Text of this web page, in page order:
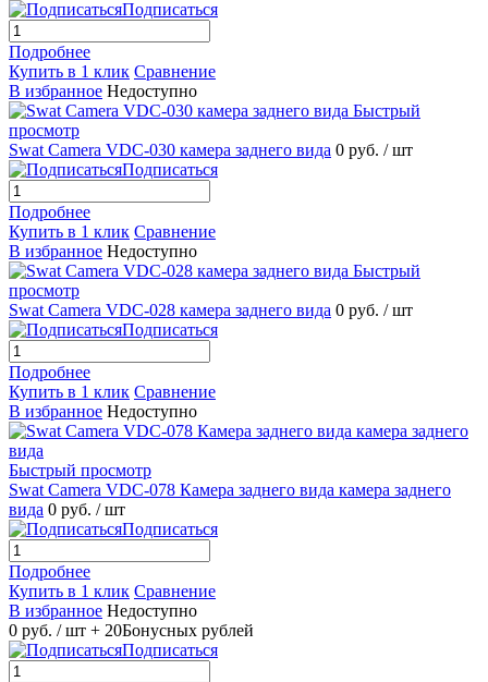
Подписаться
Подробнее
Купить в 1 клик Сравнение
В избранное Недоступно
Быстрый
просмотр
Swat Camera VDC-030 камера заднего вида 0 руб. / шт
Подписаться
Подробнее
Купить в 1 клик Сравнение
В избранное Недоступно
Быстрый
просмотр
Swat Camera VDC-028 камера заднего вида 0 руб. / шт
Подписаться
Подробнее
Купить в 1 клик Сравнение
В избранное Недоступно
Быстрый просмотр
Swat Camera VDC-078 Камера заднего вида камера заднего
вида 0 руб. / шт
Подписаться
Подробнее
Купить в 1 клик Сравнение
В избранное Недоступно
0 руб. / шт + 20Бонусных рублей
Подписаться